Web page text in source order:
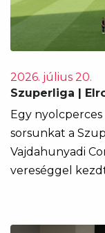
2026. július 20.
Szuperliga |
Egy
sorsunkat a
Vajdahunyadi
vereséggel